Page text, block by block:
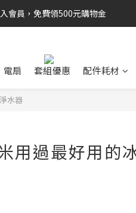
會員，免費領500元購物金
電扇 套組優惠 配件耗材
水器
用過最好用的